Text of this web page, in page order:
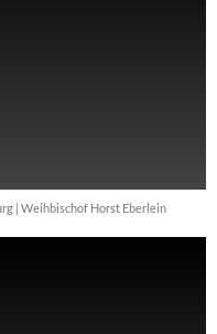
| Weihbischof Horst Eberlein